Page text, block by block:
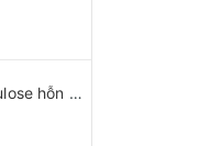
Màng lọc cellulose hỗn hợp (MCE) đk 13-50mm/0.45µm, 4x25 chiếc/hộp, hãng Biosharp